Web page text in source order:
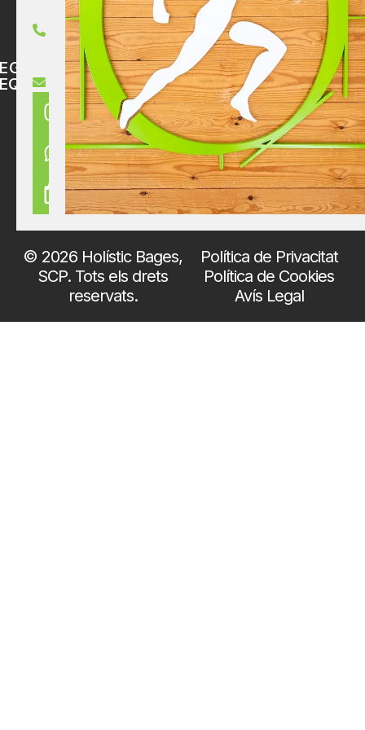
nostres
pacients.
872
14
36
holisticbages@gmail.com
© 2026 Holístic Bages,
SCP. Tots els drets
reservats.
Política de Privacitat
Política de Cookies
Avís Legal